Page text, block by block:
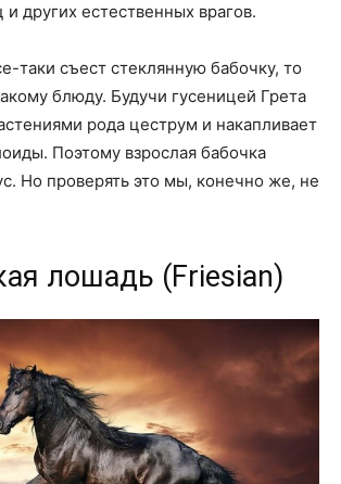
и других естественных врагов.
таки съест стеклянную бабочку, то
блюду. Будучи гусеницей Грета
рода цеструм и накапливает
Поэтому взрослая бабочка
Но проверять это мы, конечно же, не
лошадь (Friesian)